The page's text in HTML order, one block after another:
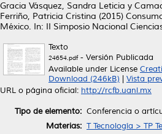
Gracia Vásquez, Sandra Leticia y
Ferriño, Patricia Cristina (2015)
México. In: II Simposio Nacional
Texto
24654.pdf- Versión Publicada
Available under License
Download (246kB)
Vista
URL o página oficial: http://rcfb.uanl.mx
Tipo de elemento: Conferencia o
Materias: T Tecnología > TP